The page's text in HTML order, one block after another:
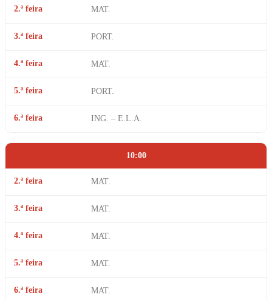
2.ª feira MAT.
3.ª feira PORT.
4.ª feira MAT.
5.ª feira PORT.
6.ª feira ING. – E.L.A.
10:00
2.ª feira MAT.
3.ª feira MAT.
4.ª feira MAT.
5.ª feira MAT.
6.ª feira MAT.